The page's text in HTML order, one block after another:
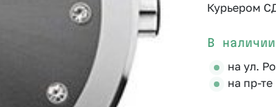
Курьером
В наличии
на ул.
на пр-